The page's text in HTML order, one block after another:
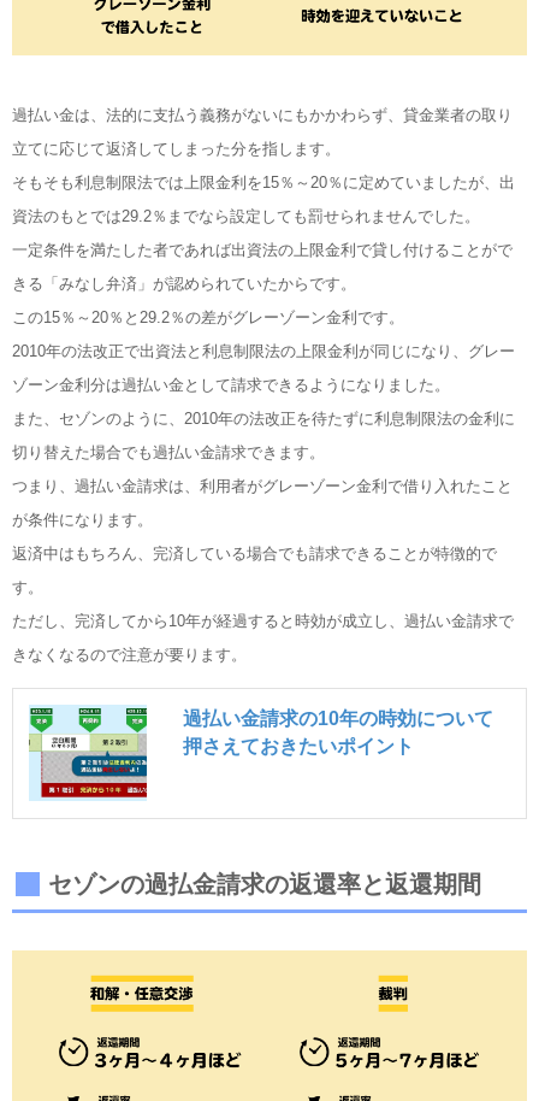
過払い金は、法的に支払う義務がないにもかかわらず、貸金業者の取り
立てに応じて返済してしまった分を指します。
そもそも利息制限法では上限金利を15％～20％に定めていましたが、出
資法のもとでは29.2％までなら設定しても罰せられませんでした。
一定条件を満たした者であれば出資法の上限金利で貸し付けることがで
きる「みなし弁済」が認められていたからです。
この15％～20％と29.2％の差がグレーゾーン金利です。
2010年の法改正で出資法と利息制限法の上限金利が同じになり、グレー
ゾーン金利分は過払い金として請求できるようになりました。
また、セゾンのように、2010年の法改正を待たずに利息制限法の金利に
切り替えた場合でも過払い金請求できます。
つまり、過払い金請求は、利用者がグレーゾーン金利で借り入れたこと
が条件になります。
返済中はもちろん、完済している場合でも請求できることが特徴的で
す。
ただし、完済してから10年が経過すると時効が成立し、過払い金請求で
きなくなるので注意が要ります。
過払い金請求の10年の時効について
押さえておきたいポイント
セゾンの過払金請求の返還率と返還期間